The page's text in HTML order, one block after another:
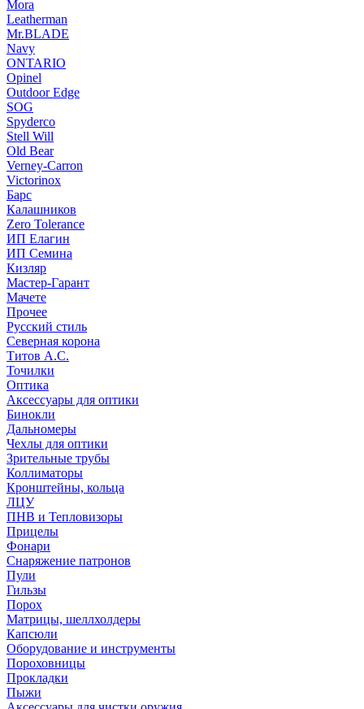
Mora
Leatherman
Mr.BLADE
Navy
ONTARIO
Opinel
Outdoor Edge
SOG
Spyderco
Stell Will
Old Bear
Verney-Carron
Victorinox
Барс
Калашников
Zero Tolerance
ИП Елагин
ИП Семина
Кизляр
Мастер-Гарант
Мачете
Прочее
Русский стиль
Северная корона
Титов А.С.
Точилки
Оптика
Аксессуары для оптики
Бинокли
Дальномеры
Чехлы для оптики
Зрительные трубы
Коллиматоры
Кронштейны, кольца
ЛЦУ
ПНВ и Тепловизоры
Прицелы
Фонари
Снаряжение патронов
Пули
Гильзы
Порох
Матрицы, шеллхолдеры
Капсюли
Оборудование и инструменты
Пороховницы
Прокладки
Пыжи